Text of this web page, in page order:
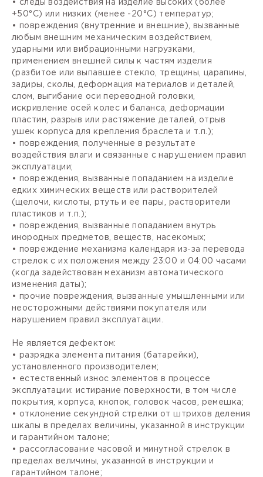
• следы воздействия на изделие высоких (более
+50°С) или низких (менее -20°С) температур;
• повреждения (внутренние и внешние), вызванные
любым внешним механическим воздействием,
ударными или вибрационными нагрузками,
применением внешней силы к частям изделия
(разбитое или выпавшее стекло, трещины, царапины,
задиры, сколы, деформация материалов и деталей,
слом, выгибание оси переводной головки,
искривление осей колес и баланса, деформации
пластин, разрыв или растяжение деталей, отрыв
ушек корпуса для крепления браслета и т.п.);
• повреждения, полученные в результате
воздействия влаги и связанные с нарушением правил
эксплуатации;
• повреждения, вызванные попаданием на изделие
едких химических веществ или растворителей
(щелочи, кислоты, ртуть и ее пары, растворители
пластиков и т.п.);
• повреждения, вызванные попаданием внутрь
инородных предметов, веществ, насекомых;
• повреждение механизма календаря из-за перевода
стрелок с их положения между 23:00 и 04:00 часами
(когда задействован механизм автоматического
изменения даты);
• прочие повреждения, вызванные умышленными или
неосторожными действиями покупателя или
нарушением правил эксплуатации.
Не является дефектом:
• разрядка элемента питания (батарейки),
установленного производителем;
• естественный износ элементов в процессе
эксплуатации: истирание поверхности, в том числе
покрытия, корпуса, кнопок, головок часов, ремешка;
• отклонение секундной стрелки от штрихов деления
шкалы в пределах величины, указанной в инструкции
и гарантийном талоне;
• рассогласование часовой и минутной стрелок в
пределах величины, указанной в инструкции и
гарантийном талоне;